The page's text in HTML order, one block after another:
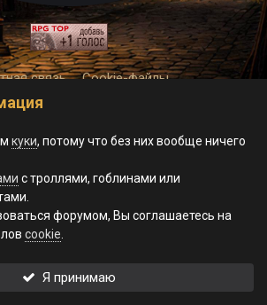
связь Cookie-файлы
of Morgrad, 2023-2026.
куки, потому что без них вообще ничего
с троллями, гоблинами или
форумом, Вы соглашаетесь на
cookie
Я принимаю